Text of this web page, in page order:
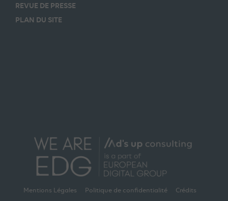
REVUE DE PRESSE
PLAN DU SITE
Mentions Légales Politique de confidentialité Crédits